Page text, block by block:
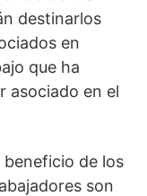
destinarlos
en
que ha
asociado en el
de los
son